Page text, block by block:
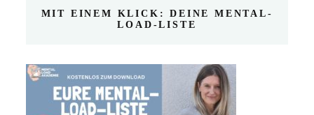
MIT EINEM KLICK: DEINE MENTAL-
LOAD-LISTE